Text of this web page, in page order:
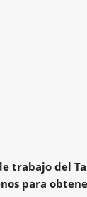
trabajo del
para